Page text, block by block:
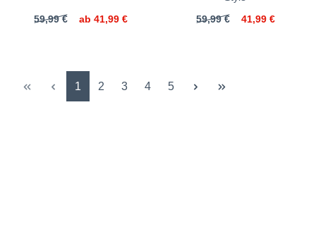
59,99 € ab 41,99 €
59,99 €
41,99 €
Seite
1 Seite
2 Seite
3 Seite
4 Seite
5